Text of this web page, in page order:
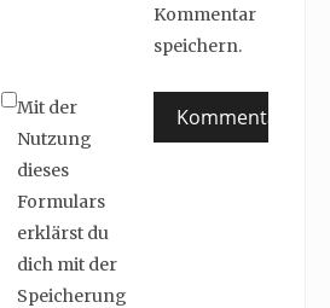
Kommentar
speichern.
Mit der
Nutzung
dieses
Formulars
erklärst du
dich mit der
Speicherung